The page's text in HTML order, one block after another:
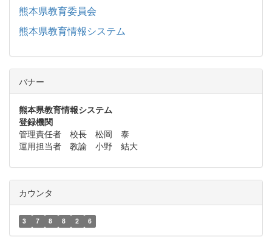
熊本県教育委員会
熊本県教育情報システム
バナー
熊本県教育情報システム
登録機関
管理責任者 校長 松岡 泰
運用担当者 教諭 小野 結大
カウンタ
3 7 8 8 2 6